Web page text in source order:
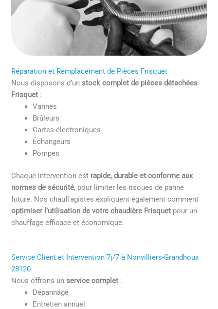
Réparation et Remplacement de Pièces Frisquet
Nous disposons d’unstock complet de pièces détachées
Frisquet :
Vannes
Brûleurs
Cartes électroniques
Échangeurs
Pompes
Chaque intervention est rapide, durable et conforme aux
normes de sécurité, pour limiter les risques de panne
future. Nos chauffagistes expliquent également comment
optimiser l’utilisation de votre chaudière Frisquet pour un
chauffage efficace et économique.
Service Client et Intervention 7j/7 à Nonvilliers-Grandhoux
28120
Nous offrons unservice complet :
Dépannage
Entretien annuel